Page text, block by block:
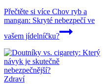
Přečtěte si více Chov ryb a
mangan: Skryté nebezpečí ve
vašem jídelníčku?
Zdraví